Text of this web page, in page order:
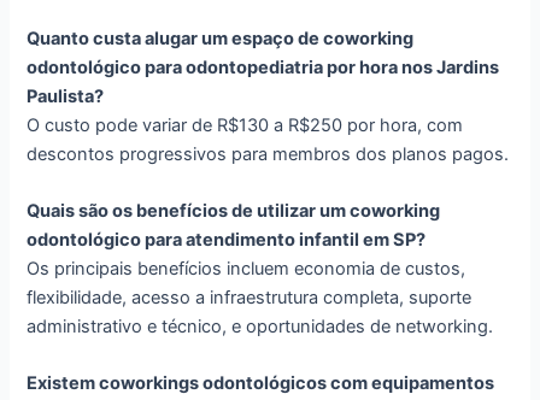
Quanto custa alugar um espaço de coworking
odontológico para odontopediatria por hora nos Jardins
Paulista?
O custo pode variar de R$130 a R$250 por hora, com
descontos progressivos para membros dos planos pagos.
Quais são os benefícios de utilizar um coworking
odontológico para atendimento infantil em SP?
Os principais benefícios incluem economia de custos,
flexibilidade, acesso a infraestrutura completa, suporte
administrativo e técnico, e oportunidades de networking.
Existem coworkings odontológicos com equipamentos